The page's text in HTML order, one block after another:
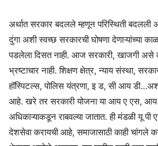
अर्थात सरकार बदलले म्हणून परिस्थिती बदलली
दुंगा अशी स्वच्छ सरकारची घोषणा देणाऱ्यांच्या
पडलेला दिसत नाही. आज सरकारी, खाजगी असे
भ्रष्टाचार नाही. शिक्षण क्षेत्र, न्याय संस्था,
हॉस्पिटल्स, पोलिस यंत्रणा, इ ड, सी आय
आहे. खरे तर सरकारी योजना या आय ए एस, आय
अधिकाऱ्याकडून राबवल्या जातात. ही मंडळी यू पी
देशसेवा करायची आहे, समाजासाठी काही